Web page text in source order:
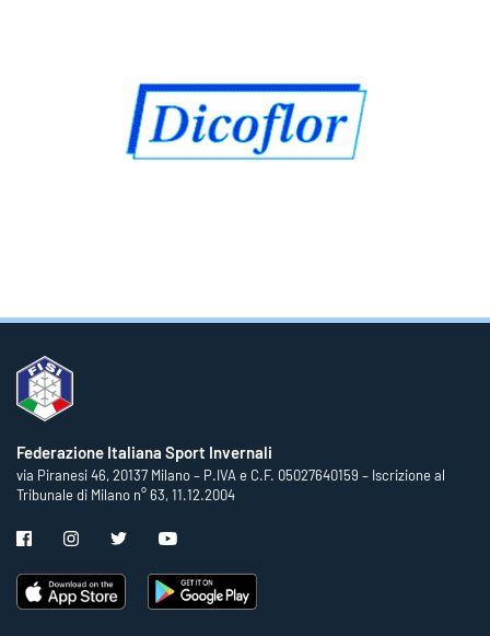
Federazione Italiana Sport Invernali
via Piranesi 46, 20137 Milano – P.IVA e C.F. 05027640159 – Iscrizione al
Tribunale di Milano n° 63, 11.12.2004